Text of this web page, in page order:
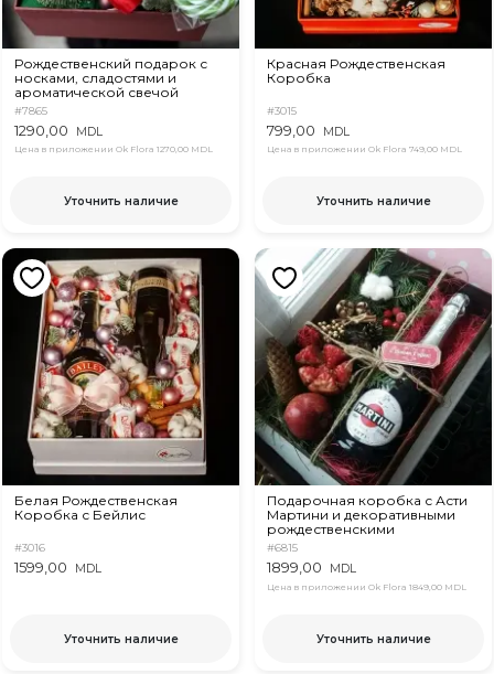
Рождественский подарок с
носками, сладостями и
ароматической свечой
#7865
1290,00 MDL
Цена в приложении Ok Flora 1270,00 MDL
Уточнить наличие
Красная Рождественская
Коробка
#3015
799,00 MDL
Цена в приложении Ok Flora 749,00 MDL
Уточнить наличие
Белая Рождественская
Коробка с Бейлис
#3016
1599,00 MDL
Уточнить наличие
Подарочная коробка с Асти
Мартини и декоративными
рождественскими
элементами
#6815
1899,00 MDL
Цена в приложении Ok Flora 1849,00 MDL
Уточнить наличие